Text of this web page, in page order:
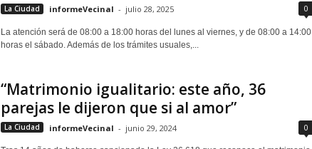
La Ciudad informeVecinal - julio 28, 2025 0
La atención será de 08:00 a 18:00 horas del lunes al viernes, y de 08:00 a 14:00
horas el sábado. Además de los trámites usuales,...
“Matrimonio igualitario: este año, 36
parejas le dijeron que si al amor”
La Ciudad informeVecinal - junio 29, 2024 0